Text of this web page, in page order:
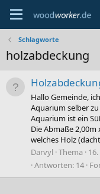
Schlagworte
holzabdeckung
Hallo Gemeinde,
Aquarium selber
Aquarium ist ein
Die Abmaße
welches Holz
Darvyl Thema
Antworten: 14